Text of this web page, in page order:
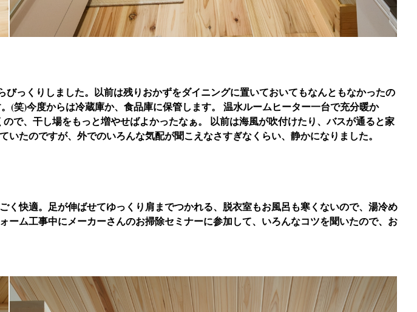
っくりしました。以前は残りおかずをダイニングに置いておいてもなんともなかったの
笑)今度からは冷蔵庫か、食品庫に保管します。 温水ルームヒーター一台で充分暖か
で、干し場をもっと増やせばよかったなぁ。 以前は海風が吹付けたり、バスが通ると家
たのですが、外でのいろんな気配が聞こえなさすぎなくらい、静かになりました。
快適。足が伸ばせてゆっくり肩までつかれる、脱衣室もお風呂も寒くないので、湯冷め
ム工事中にメーカーさんのお掃除セミナーに参加して、いろんなコツを聞いたので、お